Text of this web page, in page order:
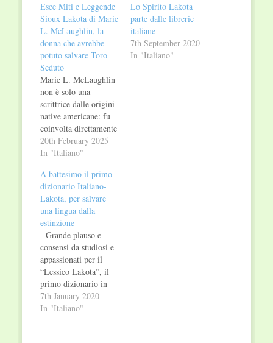
Esce Miti e Leggende
Sioux Lakota di Marie
L. McLaughlin, la
donna che avrebbe
potuto salvare Toro
Seduto
Marie L. McLaughlin
non è solo una
scrittrice dalle origini
native americane: fu
coinvolta direttamente
nelle famose e
tragiche vicende della
Seduto e del massacro
di Wounded Knee.
Moglie di James
McLaughlin, fu sua
interprete in lingua
Lakota negli anni in
cui egli era a capo
delle…
20th February 2025
In "Italiano"
Lo Spirito Lakota
parte dalle librerie
italiane
7th September 2020
In "Italiano"
A battesimo il primo
dizionario Italiano-
Lakota, per salvare
una lingua dalla
estinzione
Grande plauso e
consensi da studiosi e
appassionati per il
“Lessico Lakota”, il
primo dizionario in
italiano della lingua
Lakota, parlata dal
7th January 2020
In "Italiano"